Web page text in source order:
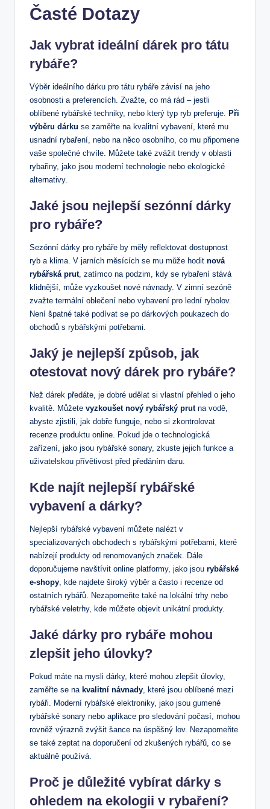
Časté Dotazy
Jak vybrat ideální dárek pro tátu
rybáře?
Výběr ideálního dárku pro tátu rybáře závisí na jeho
osobnosti a preferencích. Zvažte, co má rád – jestli
oblíbené rybářské techniky, nebo který typ ryb preferuje. Při
výběru dárku se zaměřte na kvalitní vybavení, které mu
usnadní rybaření, nebo na něco osobního, co mu připomene
vaše společné chvíle. Můžete také zvážit trendy v oblasti
rybařiny, jako jsou moderní technologie nebo ekologické
alternativy.
Jaké jsou nejlepší sezónní dárky
pro rybáře?
Sezónní dárky pro rybáře by měly reflektovat dostupnost
ryb a klima. V jarních měsících se mu může hodit nová
rybářská prut, zatímco na podzim, kdy se rybaření stává
klidnější, může vyzkoušet nové návnady. V zimní sezóně
zvažte termální oblečení nebo vybavení pro lední rybolov.
Není špatné také podívat se po dárkových poukazech do
obchodů s rybářskými potřebami.
Jaký je nejlepší způsob, jak
otestovat nový dárek pro rybáře?
Než dárek předáte, je dobré udělat si vlastní přehled o jeho
kvalitě. Můžete vyzkoušet nový rybářský prutna vodě,
abyste zjistili, jak dobře funguje, nebo si zkontrolovat
recenze produktu online. Pokud jde o technologická
zařízení, jako jsou rybářské sonary, zkuste jejich funkce a
uživatelskou přívětivost před předáním daru.
Kde najít nejlepší rybářské
vybavení a dárky?
Nejlepší rybářské vybavení můžete nalézt v
specializovaných obchodech s rybářskými potřebami, které
nabízejí produkty od renomovaných značek. Dále
doporučujeme navštívit online platformy, jako jsou rybářské
e-shopy , kde najdete široký výběr a často i recenze od
ostatních rybářů. Nezapomeňte také na lokální trhy nebo
rybářské veletrhy, kde můžete objevit unikátní produkty.
Jaké dárky pro rybáře mohou
zlepšit jeho úlovky?
Pokud máte na mysli dárky, které mohou zlepšit úlovky,
zaměřte se na kvalitní návnady , které jsou oblíbené mezi
rybáři. Moderní rybářské elektroniky, jako jsou gumené
rybářské sonary nebo aplikace pro sledování počasí, mohou
rovněž výrazně zvýšit šance na úspěšný lov. Nezapomeňte
se také zeptat na doporučení od zkušených rybářů, co se
aktuálně používá.
Proč je důležité vybírat dárky s
ohledem na ekologii v rybaření?